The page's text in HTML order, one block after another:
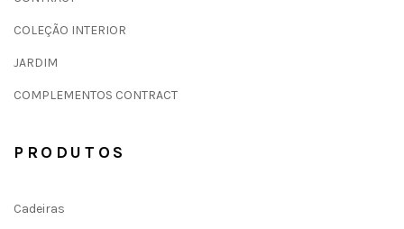
COLEÇÃO INTERIOR
JARDIM
COMPLEMENTOS CONTRACT
PRODUTOS
Cadeiras